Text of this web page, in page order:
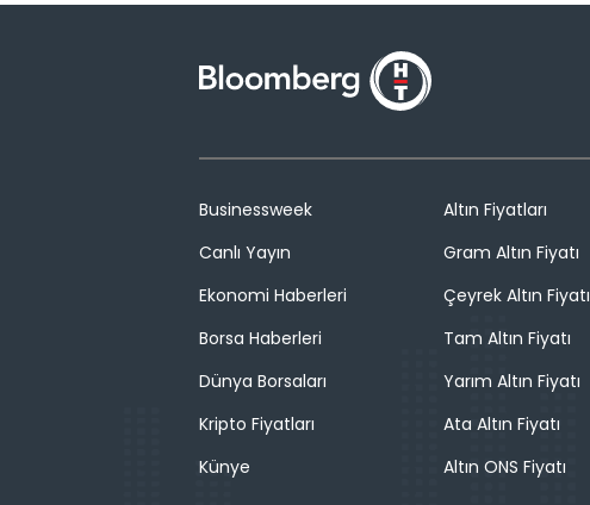
Businessweek
Canlı Yayın
Ekonomi Haberleri
Borsa Haberleri
Dünya Borsaları
Kripto Fiyatları
Künye
Altın Fiyatları
Gram Altın Fiyatı
Çeyrek Altın Fiyatı
Tam Altın Fiyatı
Yarım Altın Fiyatı
Ata Altın Fiyatı
Altın ONS Fiyatı